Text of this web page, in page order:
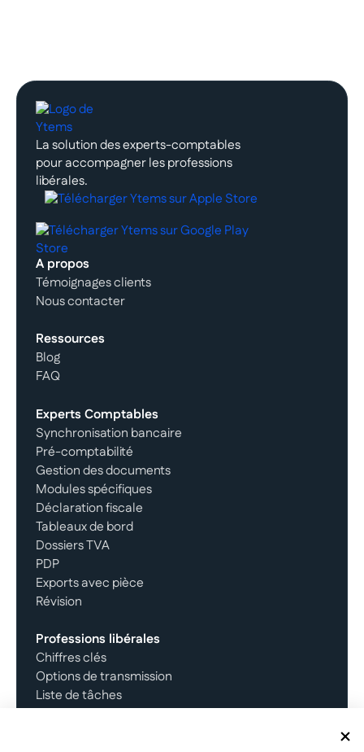
La solution des experts-comptables
pour accompagner les professions
libérales.
A propos
Témoignages clients
Nous contacter
Ressources
Blog
FAQ
Experts Comptables
Synchronisation bancaire
Pré-comptabilité
Gestion des documents
Modules spécifiques
Déclaration fiscale
Tableaux de bord
Dossiers TVA
PDP
Exports avec pièce
Révision
Professions libérales
Chiffres clés
Options de transmission
Liste de tâches
Comptes